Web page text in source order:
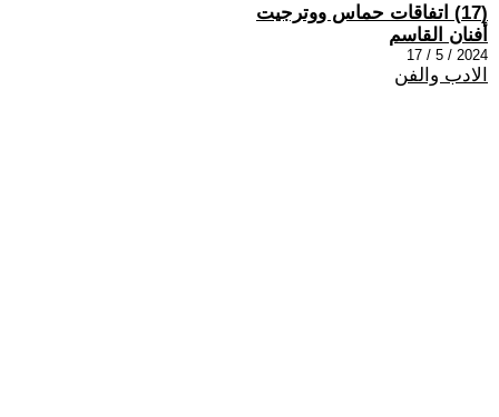
(17) اتفاقات حماس ووترجيت
أفنان القاسم
2024 / 5 / 17
الادب والفن